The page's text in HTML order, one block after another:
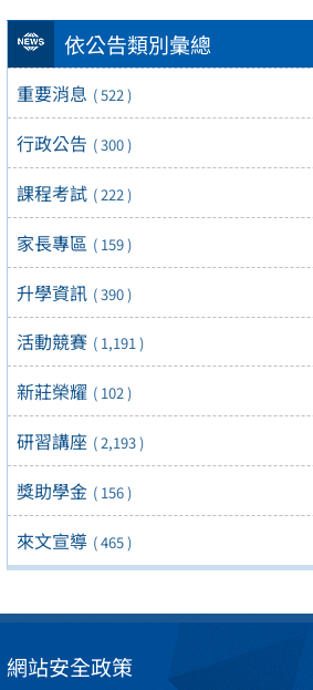
依公告類別彙總
重要消息 ( 522 )
行政公告 ( 300 )
課程考試 ( 222 )
家長專區 ( 159 )
升學資訊 ( 390 )
活動競賽 ( 1,191 )
新莊榮耀 ( 102 )
研習講座 ( 2,193 )
獎助學金 ( 156 )
來文宣導 ( 465 )
網站安全政策